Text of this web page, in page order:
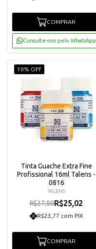
COMPRAR
Consulte-nos pelo WhatsApp
10% OFF
Tinta Guache Extra Fine
Profissional 16ml Talens -
0816
TALENS
R$27,80R$25,02
R$23,77 com PIX
COMPRAR